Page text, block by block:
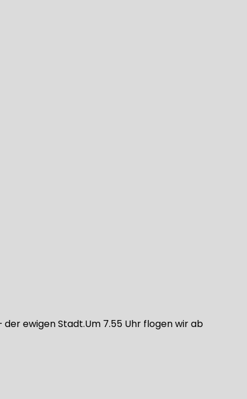
ewigen Stadt.Um 7.55 Uhr flogen wir ab